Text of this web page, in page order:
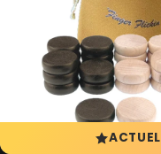
ACTUEL